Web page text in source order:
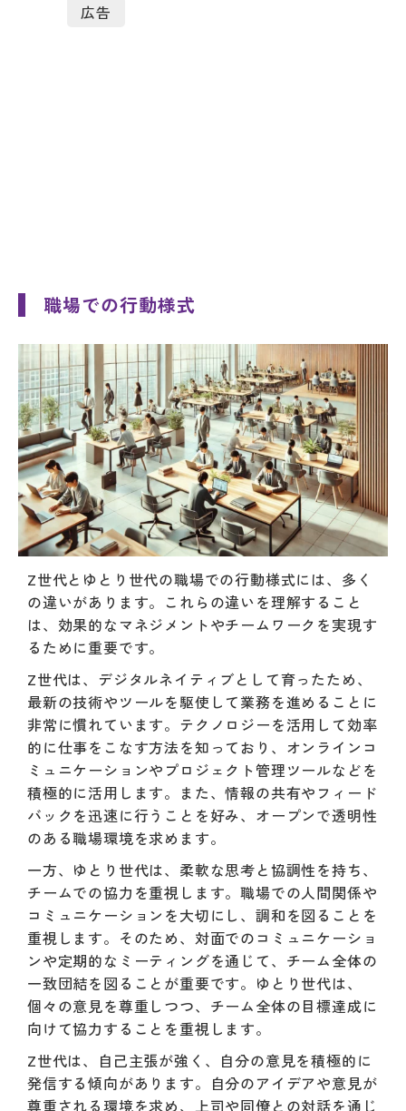
広告
職場での行動様式
Z世代とゆとり世代の職場での行動様式には、多く
の違いがあります。これらの違いを理解すること
は、効果的なマネジメントやチームワークを実現す
るために重要です。
Z世代は、デジタルネイティブとして育ったため、
最新の技術やツールを駆使して業務を進めることに
非常に慣れています。テクノロジーを活用して効率
的に仕事をこなす方法を知っており、オンラインコ
ミュニケーションやプロジェクト管理ツールなどを
積極的に活用します。また、情報の共有やフィード
バックを迅速に行うことを好み、オープンで透明性
のある職場環境を求めます。
一方、ゆとり世代は、柔軟な思考と協調性を持ち、
チームでの協力を重視します。職場での人間関係や
コミュニケーションを大切にし、調和を図ることを
重視します。そのため、対面でのコミュニケーショ
ンや定期的なミーティングを通じて、チーム全体の
一致団結を図ることが重要です。ゆとり世代は、
個々の意見を尊重しつつ、チーム全体の目標達成に
向けて協力することを重視します。
Z世代は、自己主張が強く、自分の意見を積極的に
発信する傾向があります。自分のアイデアや意見が
尊重される環境を求め、上司や同僚との対話を通じ